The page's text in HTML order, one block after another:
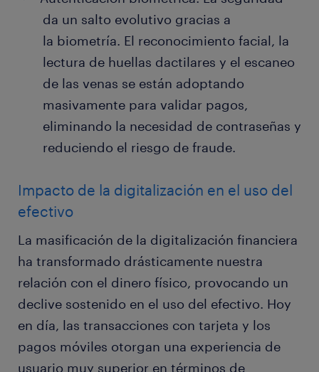
da un salto evolutivo gracias a
la biometría. El reconocimiento facial, la
lectura de huellas dactilares y el escaneo
de las venas se están adoptando
masivamente para validar pagos,
eliminando la necesidad de contraseñas y
reduciendo el riesgo de fraude.
Impacto de la digitalización en el uso del
efectivo
La masificación de la digitalización financiera
ha transformado drásticamente nuestra
relación con el dinero físico, provocando un
declive sostenido en el uso del efectivo. Hoy
en día, las transacciones con tarjeta y los
pagos móviles otorgan una experiencia de
usuario muy superior en términos de